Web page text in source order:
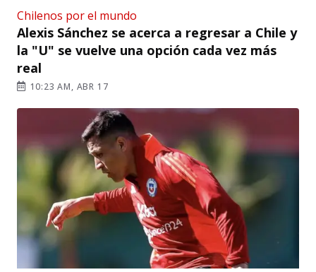
Chilenos por el mundo
Alexis Sánchez se acerca a regresar a Chile y
la "U" se vuelve una opción cada vez más
real
10:23 AM, ABR 17